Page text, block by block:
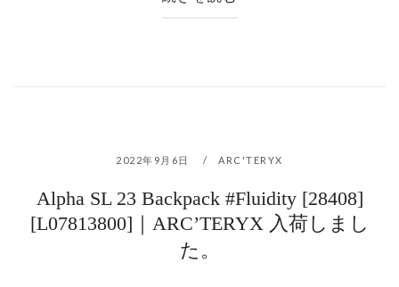
2022年9月6日 ARC'TERYX
Alpha SL 23 Backpack #Fluidity [28408]
[L07813800]｜ARC’TERYX 入荷しまし
た。